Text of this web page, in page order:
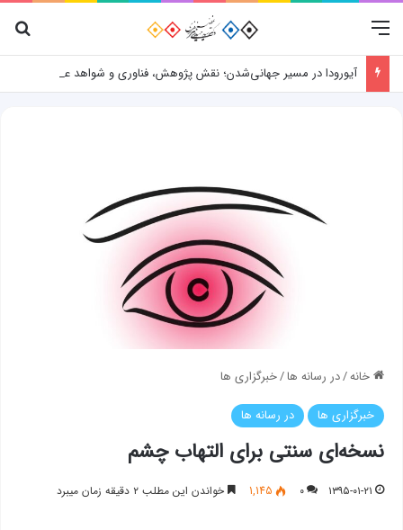
منو
آیورودا در مسیر جهانی‌شدن؛ نقش پژوهش، فناوری و شواهد علمی
خانه/در رسانه ها/خبرگزاری ها
خبرگزاری ها در رسانه ها
نسخه‌ای سنتی برای التهاب چشم
۱۳۹۵-۰۱-۲۱ ۰ 1,145 خواندن این مطلب ۲ دقیقه زمان میبرد